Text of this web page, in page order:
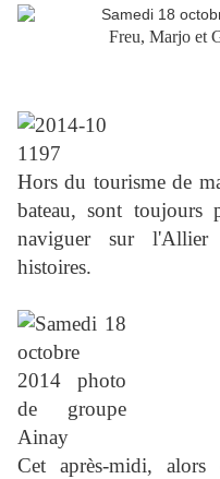
Freu, Marjo et
Hors du tourisme de
bateau, sont toujours
naviguer sur l'Allier
histoires.
Cet après-midi,